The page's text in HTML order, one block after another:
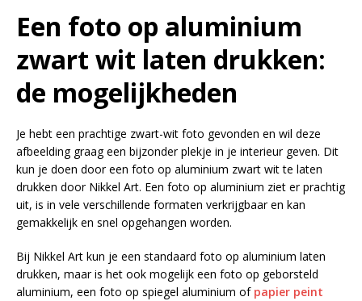
Een foto op aluminium
zwart wit laten drukken:
de mogelijkheden
Je hebt een prachtige zwart-wit foto gevonden en wil deze
afbeelding graag een bijzonder plekje in je interieur geven. Dit
kun je doen door een foto op aluminium zwart wit te laten
drukken door Nikkel Art. Een foto op aluminium ziet er prachtig
uit, is in vele verschillende formaten verkrijgbaar en kan
gemakkelijk en snel opgehangen worden.
Bij Nikkel Art kun je een standaard foto op aluminium laten
drukken, maar is het ook mogelijk een foto op geborsteld
aluminium, een foto op spiegel aluminium of papier peint